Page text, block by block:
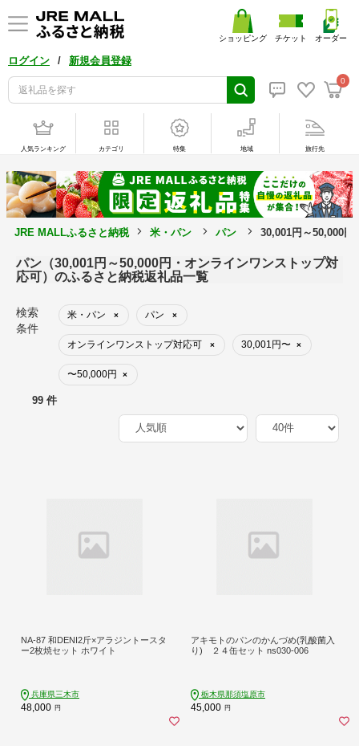
ログイン / 新規会員登録
0
ショッピング チケット オーダー
人気ランキング カテゴリ 特集 地域 旅行先
JRE MALLふるさと納税 米・パン パン 30,001円～50,000
パン（30,001円～50,000円・オンラインワンストップ対
応可）のふるさと納税返礼品一覧
検索
条件
米・パン × パン ×
オンラインワンストップ対応可 × 30,001円〜 ×
〜50,000円 ×
99 件
NA-87 和DENI2斤×アラジントースタ
ー2枚焼セット ホワイト
兵庫県三木市
48,000 円
アキモトのパンのかんづめ(乳酸菌入
り) ２４缶セット ns030-006
栃木県那須塩原市
45,000 円